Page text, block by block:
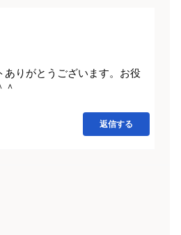
ありがとうございます。お役
＾
返信する